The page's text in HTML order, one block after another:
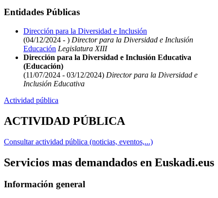
Entidades Públicas
Dirección para la Diversidad e Inclusión
(04/12/2024 - ) Director para la Diversidad e Inclusión
Educación Legislatura XIII
Dirección para la Diversidad e Inclusión Educativa
(Educación)
(11/07/2024 - 03/12/2024) Director para la Diversidad e
Inclusión Educativa
Actividad pública
ACTIVIDAD PÚBLICA
Consultar actividad pública (noticias, eventos,...)
Servicios mas demandados en Euskadi.eus
Información general